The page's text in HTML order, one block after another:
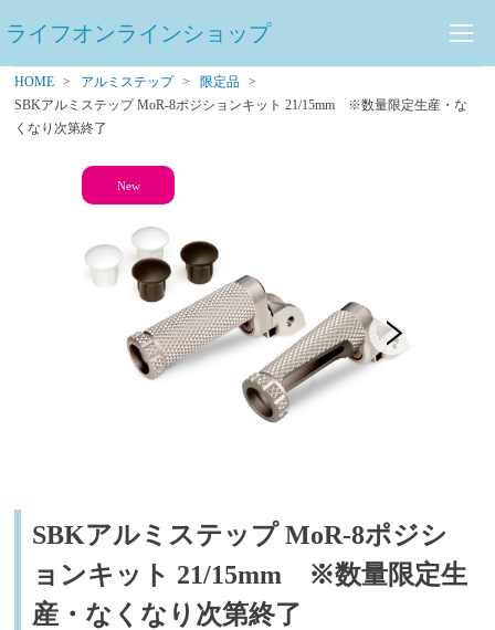
ライフオンラインショップ
HOME アルミステップ
限定品
SBKアルミステップ MoR-8ポジションキット 21/15mm ※数量限定生産・な
くなり次第終了
SBKアルミステップ MoR-8ポジシ
ョンキット 21/15mm ※数量限定生
産・なくなり次第終了